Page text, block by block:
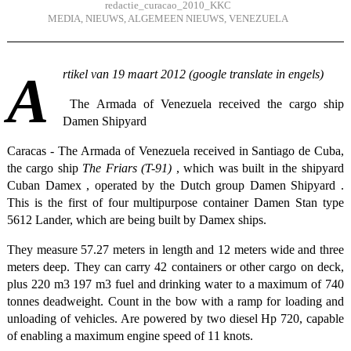
redactie_curacao_2010_KKC
MEDIA, NIEUWS,ALGEMEEN NIEUWS, VENEZUELA
Artikel van 19 maart 2012 (google translate in engels)
The Armada of Venezuela received the cargo ship
Damen Shipyard
Caracas - The Armada of Venezuela received in Santiago de Cuba,
the cargo ship The Friars (T-91) , which was built in the shipyard
Cuban Damex , operated by the Dutch group Damen Shipyard .
This is the first of four multipurpose container Damen Stan type
5612 Lander, which are being built by Damex ships.
They measure 57.27 meters in length and 12 meters wide and three
meters deep. They can carry 42 containers or other cargo on deck,
plus 220 m3 197 m3 fuel and drinking water to a maximum of 740
tonnes deadweight. Count in the bow with a ramp for loading and
unloading of vehicles. Are powered by two diesel Hp 720, capable
of enabling a maximum engine speed of 11 knots.